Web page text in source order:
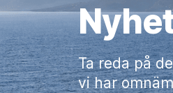
Ta reda på
vi har